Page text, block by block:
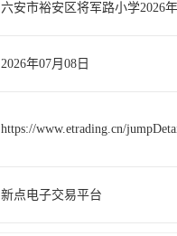
六安市裕安区将军路小学2026
2026年07月08日
https://www.etrading.cn/
新点电子交易平台